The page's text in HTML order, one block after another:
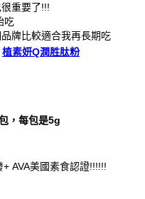
重要了!!!
吃
牌比較適合我再長期吃
植素妍Q潤胜肽粉
，每包是5g
AVA美國素食認證!!!!!!